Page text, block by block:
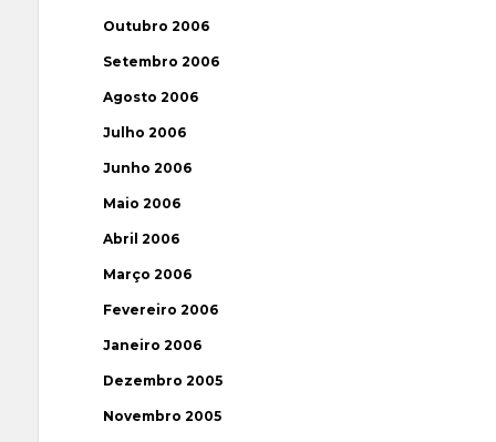
Outubro 2006
Setembro 2006
Agosto 2006
Julho 2006
Junho 2006
Maio 2006
Abril 2006
Março 2006
Fevereiro 2006
Janeiro 2006
Dezembro 2005
Novembro 2005